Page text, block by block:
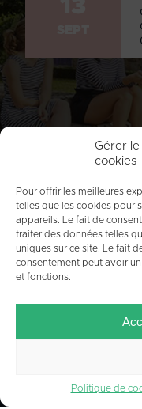
Gérer
cookies
Pour offrir les meilleures
telles que les cookies pour
appareils. Le fait de
traiter des données telles
uniques sur ce site. Le fait
consentement peut avoir
et fonctions.
Politique de
PLAN